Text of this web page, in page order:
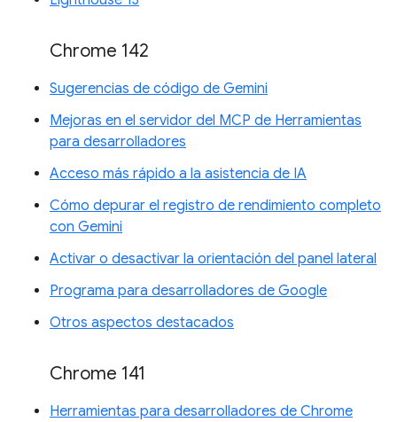
Chrome 142
Sugerencias de código de Gemini
Mejoras en el servidor del MCP de Herramientas
para desarrolladores
Acceso más rápido a la asistencia de IA
Cómo depurar el registro de rendimiento completo
con Gemini
Activar o desactivar la orientación del panel lateral
Programa para desarrolladores de Google
Otros aspectos destacados
Chrome 141
Herramientas para desarrolladores de Chrome